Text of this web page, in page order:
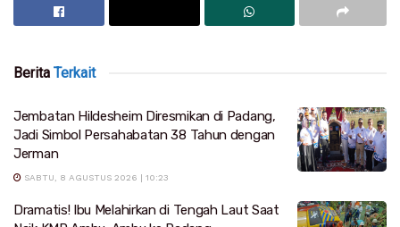
Berita Terkait
Jembatan Hildesheim Diresmikan di Padang,
Jadi Simbol Persahabatan 38 Tahun dengan
Jerman
SABTU, 8 AGUSTUS 2026 | 10:23
Dramatis! Ibu Melahirkan di Tengah Laut Saat